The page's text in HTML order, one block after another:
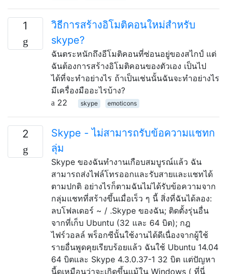
1
วิธีการสร้างอิโมติคอนใหม่สำหรับ
skype?
ฉันตระหนักถึงอีโมติคอนที่ซ่อนอยู่ของสไกป์ แต่
ฉันต้องการสร้างอิโมติคอนของตัวเอง เป็นไป
ได้ที่จะทำอย่างไร ถ้าเป็นเช่นนั้นฉันจะทำอย่างไร
มีเครื่องมืออะไรบ้าง?
22
skype emoticons
2
Skype - ไม่สามารถรับข้อความแชทก
ลุ่ม
Skype ของฉันทำงานเกือบสมบูรณ์แล้ว ฉัน
สามารถส่งไฟล์โทรออกและรับสายและแชทได้
ตามปกติ อย่างไรก็ตามฉันไม่ได้รับข้อความจาก
กลุ่มแชทที่สร้างขึ้นเมื่อเร็ว ๆ นี้ สิ่งที่ฉันได้ลอง:
ลบโฟลเดอร์ ~ / .Skype ของฉัน; ติดตั้งรุ่นอื่น
จากที่เก็บ Ubuntu (32 และ 64 บิต); กฎ
ไฟร์วอลล์ พร็อกซีนั้นใช้งานได้ดีเนื่องจากผู้ใช้
รายอื่นพูดคุยเรียบร้อยแล้ว ฉันใช้ Ubuntu 14.04
64 บิตและ Skype 4.3.0.37-1 32 บิต แต่ปัญหา
นี้ดูเหมือนว่าจะเกิดขึ้นแม้ใน Windows ( ที่นี่